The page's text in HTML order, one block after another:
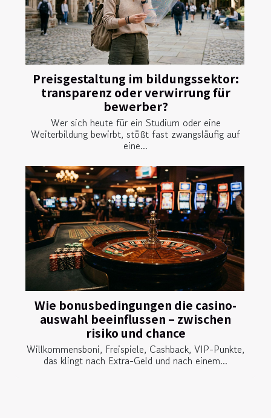
Preisgestaltung im bildungssektor:
transparenz oder verwirrung für
bewerber?
Wer sich heute für ein Studium oder eine
Weiterbildung bewirbt, stößt fast zwangsläufig auf
eine...
Wie bonusbedingungen die casino-
auswahl beeinflussen – zwischen
risiko und chance
Willkommensboni, Freispiele, Cashback, VIP-Punkte,
das klingt nach Extra-Geld und nach einem...